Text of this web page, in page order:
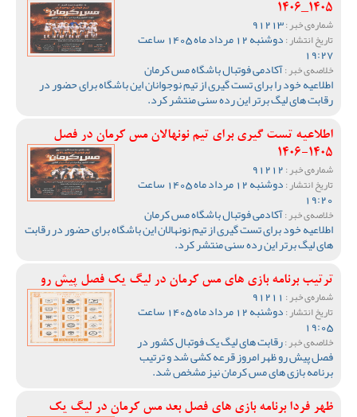
1405_1406
شماره‌ی خبر :
تاریخ انتشار : دوشنبه 12 مرداد ماه 1405 ساعت
19:27
خلاصه‌ی خبر :آکادمی فوتبال باشگاه مس کرمان
اطلاعیه خود را برای تست گیری از تیم نوجوانان این باشگاه برای حضور در
رقابت های لیگ برتر این رده سنی منتشر کرد.
اطلاعیه تست گیری برای تیم نونهالان مس کرمان در فصل
1405-1406
شماره‌ی خبر :
تاریخ انتشار : دوشنبه 12 مرداد ماه 1405 ساعت
19:20
خلاصه‌ی خبر :آکادمی فوتبال باشگاه مس کرمان
اطلاعیه خود برای تست گیری از تیم نونهالان این باشگاه برای حضور در رقابت
های لیگ برتر این رده سنی منتشر کرد.
ترتیب برنامه بازی های مس کرمان در لیگ یک فصل پیش رو
شماره‌ی خبر :
تاریخ انتشار : دوشنبه 12 مرداد ماه 1405 ساعت
19:05
خلاصه‌ی خبر :رقابت های لیگ یک فوتبال کشور در
فصل پیش رو ظهر امروز قرعه کشی شد و ترتیب
برنامه بازی های مس کرمان نیز مشخص شد.
ظهر فردا برنامه بازی های فصل بعد مس کرمان در لیگ یک